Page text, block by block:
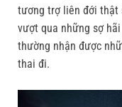
tương trợ liên đới thật
vượt qua những sợ
thường nhận được
thai đi.